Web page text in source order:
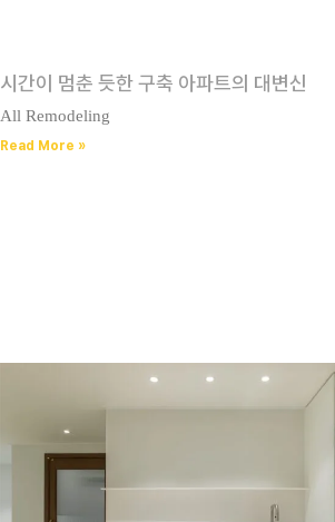
시간이 멈춘 듯한 구축 아파트의 대변신
All Remodeling
Read More »